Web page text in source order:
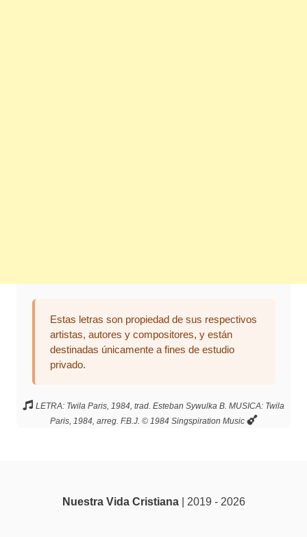
Estas letras son propiedad de sus respectivos
artistas, autores y compositores, y están
destinadas únicamente a fines de estudio
privado.
LETRA: Twila Paris, 1984, trad. Esteban Sywulka B. MUSICA: Twila
Paris, 1984, arreg. F.B.J. © 1984 Singspiration Music
Nuestra Vida Cristiana| 2019 - 2026